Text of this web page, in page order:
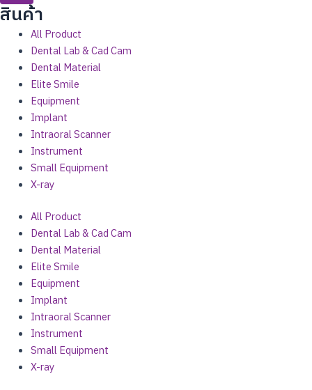
สินค้่า
All Product
Dental Lab & Cad Cam
Dental Material
Elite Smile
Equipment
Implant
Intraoral Scanner
Instrument
Small Equipment
X-ray
All Product
Dental Lab & Cad Cam
Dental Material
Elite Smile
Equipment
Implant
Intraoral Scanner
Instrument
Small Equipment
X-ray